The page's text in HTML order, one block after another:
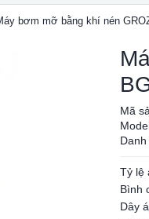
bơm mỡ bằng khí nén
Mã
Tỷ lệ
Bình
Dây